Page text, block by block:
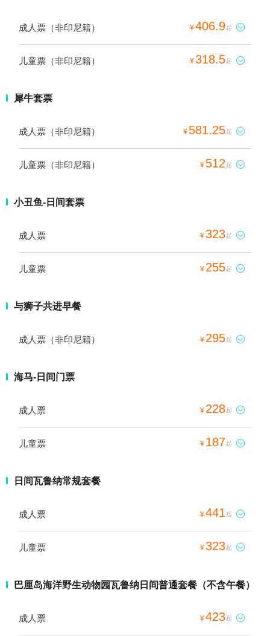
成人票（非印尼籍） ¥406.9起 
儿童票（非印尼籍） ¥318.5起 
犀牛套票
成人票（非印尼籍） ¥ 581.25起 
儿童票（非印尼籍） ¥ 512 起 
小丑鱼-日间套票
成人票 ¥323起 
儿童票 ¥ 255起 
与狮子共进早餐
成人票（非印尼籍） ¥ 295起 
海马-日间门票
成人票 ¥ 228起 
儿童票 ¥ 187起 
日间瓦鲁纳常规套餐
成人票 ¥441 起 
儿童票 ¥323起 
巴厘岛海洋野生动物园瓦鲁纳日间普通套餐（不含午餐）
成人票 ¥423起 